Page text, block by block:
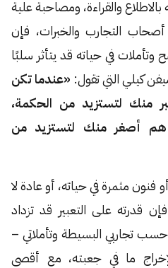
والقراءة، ومصاحبة علية
التجارب والخبرات، فإن
في حياته قد يتأثر سلبًا
كيلي التي تقول: «عندما تكن
لتستزيد من الحكمة،
أصغر منك لتستزيد من
فنون مثمرة في حياته، أو عادة لا
فإن قدرته على التعبير قد تزداد
تجاربي البسيطة وتأملاتي –
ما في جعبته، مع أقصى